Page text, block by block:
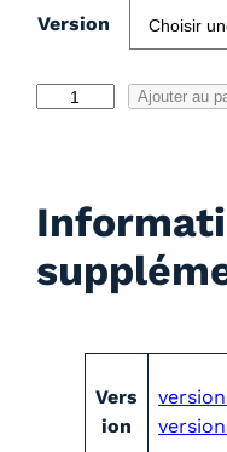
Version
t
i
t
Ajouter au
t
t
V
Vers
ion